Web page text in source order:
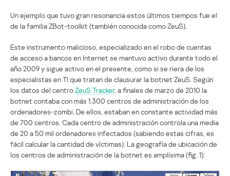
Un ejemplo que tuvo gran resonancia estos últimos tiempos fue el
de la familia ZBot-toolkit (también conocida como ZeuS).
Este instrumento malicioso, especializado en el robo de cuentas
de acceso a bancos en Internet se mantuvo activo durante todo el
año 2009 y sigue activo en el presente, como si se riera de los
especialistas en TI que tratan de clausurar la botnet ZeuS. Según
los datos del centroZeuS Tracker, a finales de marzo de 2010 la
botnet contaba con más 1.300 centros de administración de los
ordenadores-zombi. De ellos, estaban en constante actividad más
de 700 centros. Cada centro de administración controla una media
de 20 a 50 mil ordenadores infectados (sabiendo estas cifras, es
fácil calcular la cantidad de víctimas). La geografía de ubicación de
los centros de administración de la botnet es amplísima (fig. 1):